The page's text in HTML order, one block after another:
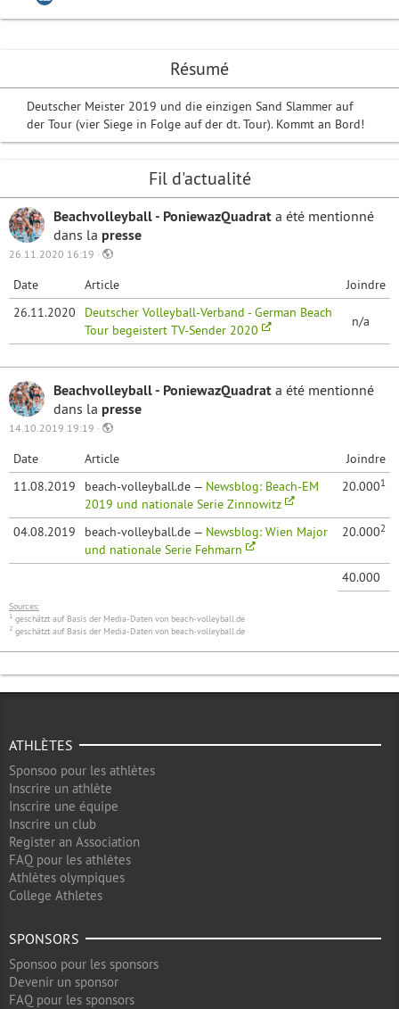
Résumé
Deutscher Meister 2019 und die einzigen Sand Slammer auf
der Tour (vier Siege in Folge auf der dt. Tour). Kommt an Bord!
Fil d'actualité
Beachvolleyball - PoniewazQuadrat a été mentionné
dans la presse
26.11.2020 16:19 ·
Date Article
Joindre
26.11.2020
Deutscher Volleyball-Verband - German Beach
Tour begeistert TV-Sender 2020
n/a
Beachvolleyball - PoniewazQuadrat a été mentionné
dans la presse
14.10.2019 19:19 ·
Date Article
Joindre
11.08.2019
beach-volleyball.de — Newsblog: Beach-EM
2019 und nationale Serie Zinnowitz
20.0001
04.08.2019 beach-volleyball.de — Newsblog: Wien Major
und nationale Serie Fehmarn
20.0002
40.000
Sources:
1 geschätzt auf Basis der Media-Daten von beach-volleyball.de
2 geschätzt auf Basis der Media-Daten von beach-volleyball.de
ATHLÈTES
Sponsoo pour les athlètes
Inscrire un athlète
Inscrire une équipe
Inscrire un club
Register an Association
FAQ pour les athlètes
Athlètes olympiques
College Athletes
SPONSORS
Sponsoo pour les sponsors
Devenir un sponsor
FAQ pour les sponsors